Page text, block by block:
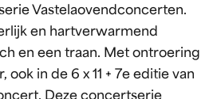
Vastelaovendconcerten.
en hartverwarmend
en een traan. Met ontroering
in de 6 x 11 + 7e editie van